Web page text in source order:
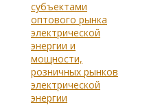
субъектами
оптового рынка
электрической
энергии и
мощности,
розничных рынков
электрической
энергии